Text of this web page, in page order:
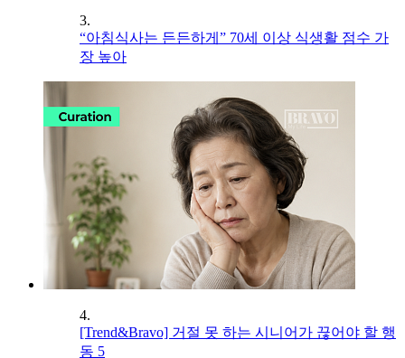
3.
“아침식사는 든든하게” 70세 이상 식생활 점수 가
장 높아
4.
[Trend&Bravo] 거절 못 하는 시니어가 끊어야 할 행
동 5